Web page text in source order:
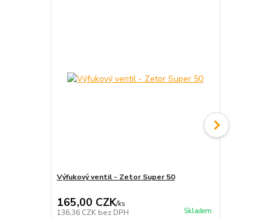
Výfukový ventil - Zetor Super 50
165,00 CZK/ks
136,36 CZK bez DPH Skladem